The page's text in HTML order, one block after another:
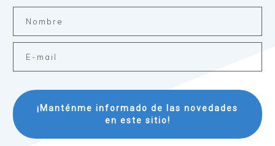
¡Manténme informado de las novedades
en este sitio!